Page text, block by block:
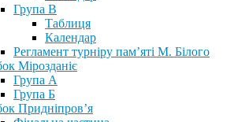
Група В
Таблиця
Календар
Регламент турніру пам’яті М. Білого
Мірозданіє
Група А
Група Б
Придніпров’я